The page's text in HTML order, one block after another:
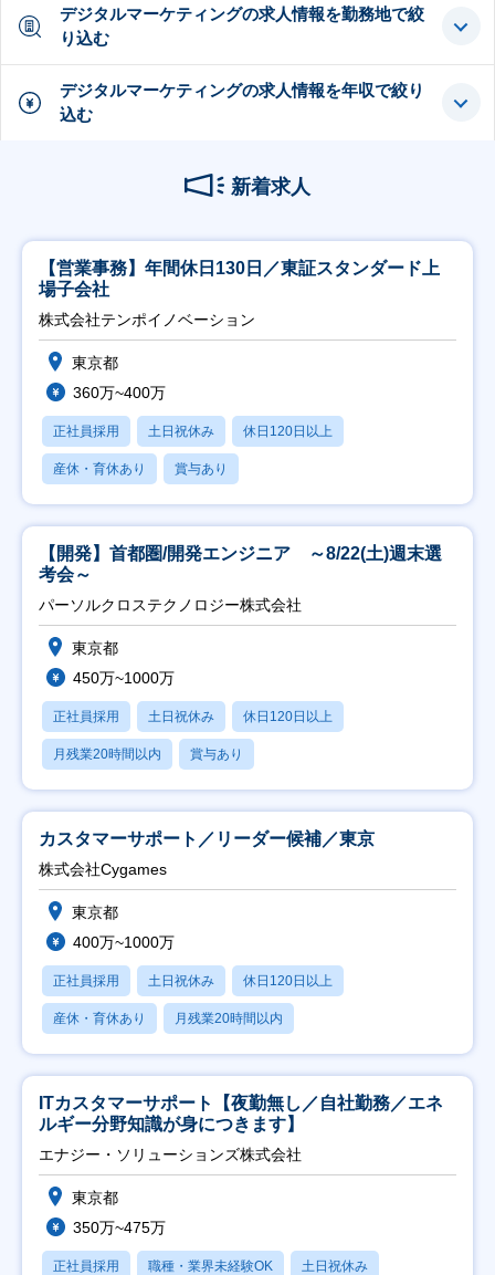
デジタルマーケティングの求人情報を勤務地で絞
り込む
デジタルマーケティングの求人情報を年収で絞り
込む
新着求人
【営業事務】年間休日130日／東証スタンダード上
場子会社
株式会社テンポイノベーション
東京都
360万~400万
正社員採用 土日祝休み 休日120日以上
産休・育休あり 賞与あり
【開発】首都圏/開発エンジニア ～8/22(土)週末選
考会～
パーソルクロステクノロジー株式会社
東京都
450万~1000万
正社員採用 土日祝休み 休日120日以上
月残業20時間以内 賞与あり
カスタマーサポート／リーダー候補／東京
株式会社Cygames
東京都
400万~1000万
正社員採用 土日祝休み 休日120日以上
産休・育休あり 月残業20時間以内
ITカスタマーサポート【夜勤無し／自社勤務／エネ
ルギー分野知識が身につきます】
エナジー・ソリューションズ株式会社
東京都
350万~475万
正社員採用 職種・業界未経験OK 土日祝休み